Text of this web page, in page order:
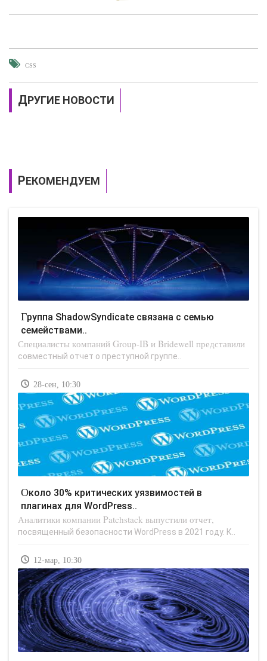
CSS
ДРУГИЕ НОВОСТИ
РЕКОМЕНДУЕМ
Группа ShadowSyndicate связана с семью
семействами..
Специалисты компаний Group-IB и Bridewell представили
совместный отчет о преступной группе..
28-сен, 10:30
Около 30% критических уязвимостей в
плагинах для WordPress..
Аналитики компании Patchstack выпустили отчет,
посвященный безопасности WordPress в 2021 году. К..
12-мар, 10:30